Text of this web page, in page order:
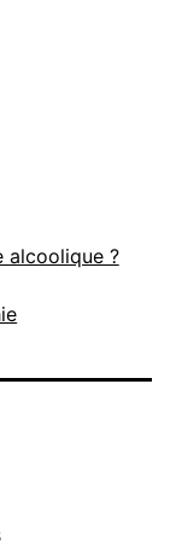
alcoolique ?